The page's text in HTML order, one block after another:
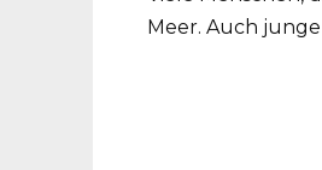
Meer. Auch